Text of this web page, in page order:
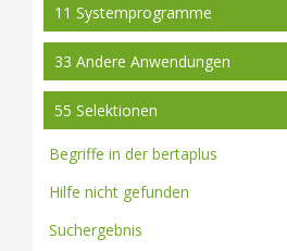
11 Systemprogramme
33 Andere Anwendungen
55 Selektionen
Begriffe in der bertaplus
Hilfe nicht gefunden
Suchergebnis